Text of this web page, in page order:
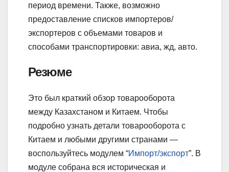
период времени. Также, возможно
предоставление списков импортеров/
экспортеров с объемами товаров и
способами транспортировки: авиа, жд, авто.
Резюме
Это был краткий обзор товарооборота
между Казахстаном и Китаем. Чтобы
подробно узнать детали товарооборота с
Китаем и любыми другими странами —
воспользуйтесь модулем “Импорт/экспорт”. В
модуле собрана вся историческая и